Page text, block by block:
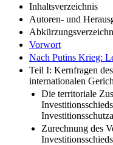
Inhaltsverzeichnis
Autoren- und
Vorwort
Nach Putins Krieg:
Teil I: Kernfragen
internationalen
Die territoriale
Zurechnung des